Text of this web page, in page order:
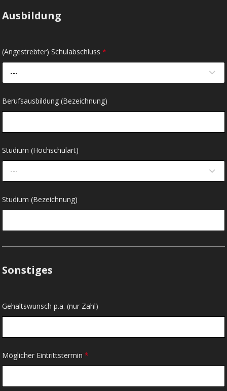
Ausbildung
(Angestrebter) Schulabschluss*
---
Berufsausbildung (Bezeichnung)
Studium (Hochschulart)
---
Studium (Bezeichnung)
Sonstiges
Gehaltswunsch p.a. (nur Zahl)
Möglicher Eintrittstermin*